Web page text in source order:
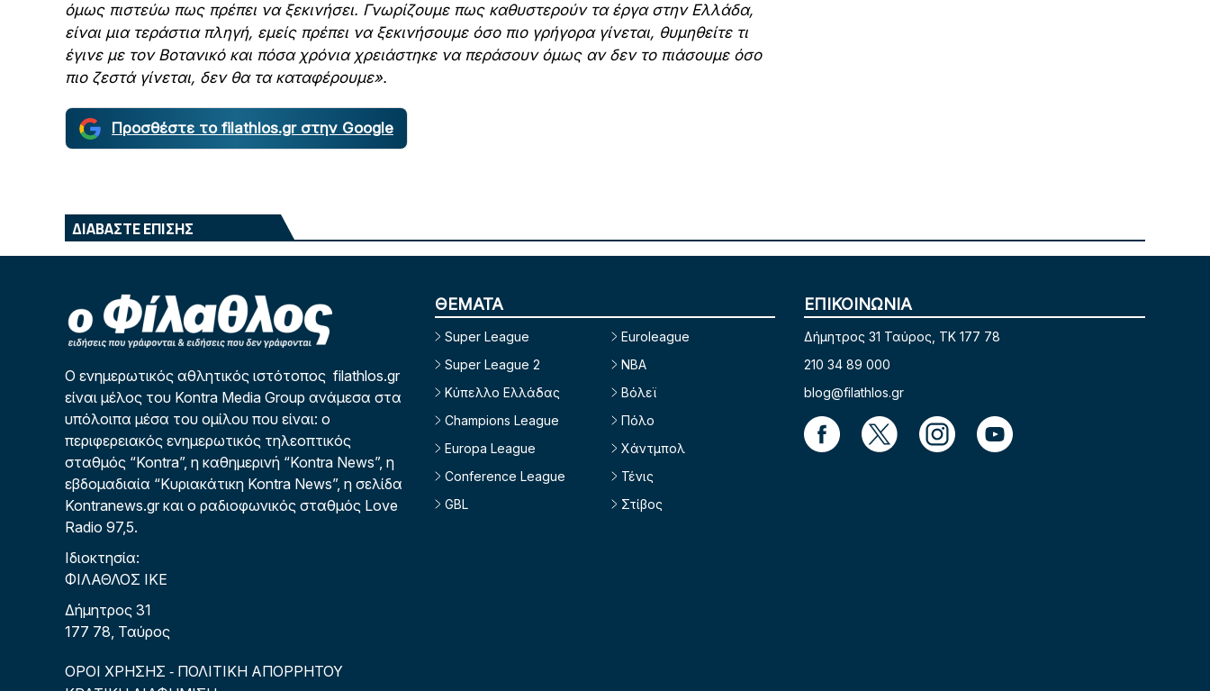
όμως πιστεύω πως πρέπει να ξεκινήσει. Γνωρίζουμε πως καθυστερούν τα έργα στην Ελλάδα,
είναι μια τεράστια πληγή, εμείς πρέπει να ξεκινήσουμε όσο πιο γρήγορα γίνεται, θυμηθείτε τι
έγινε με τον Βοτανικό και πόσα χρόνια χρειάστηκε να περάσουν όμως αν δεν το πιάσουμε όσο
πιο ζεστά γίνεται, δεν θα τα καταφέρουμε».
Προσθέστε το filathlos.gr στην Google
ΔΙΑΒΑΣΤΕ ΕΠΙΣΗΣ
Ο ενημερωτικός αθλητικός ιστότοπος filathlos.gr
είναι μέλος του Kontra Media Group ανάμεσα στα
υπόλοιπα μέσα του ομίλου που είναι: ο
περιφερειακός ενημερωτικός τηλεοπτικός
σταθμός “Kontra”, η καθημερινή “Kontra News”, η
εβδομαδιαία “Κυριακάτικη Kontra News”, η σελίδα
Kontranews.gr και ο ραδιοφωνικός σταθμός Love
Radio 97,5.
Ιδιοκτησία:
ΦΙΛΑΘΛΟΣ ΙΚΕ
Δήμητρος 31
177 78, Ταύρος
ΟΡΟΙ ΧΡΗΣΗΣ - ΠΟΛΙΤΙΚΗ ΑΠΟΡΡΗΤΟΥ
ΘΕΜΑΤΑ
Super League
Super League 2
Κύπελλο Ελλάδας
Champions League
Europa League
Conference League
GBL
Euroleague
NBA
Βόλεϊ
Πόλο
Χάντμπολ
Τένις
Στίβος
ΕΠΙΚΟΙΝΩΝΙΑ
Δήμητρος 31 Ταύρος, TK 177 78
210 34 89 000
blog@filathlos.gr